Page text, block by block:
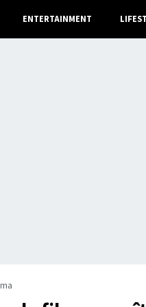
ENTERTAINMENT